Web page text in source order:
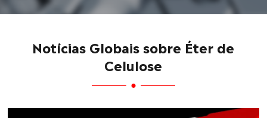
Notícias Globais sobre Éter de
Celulose